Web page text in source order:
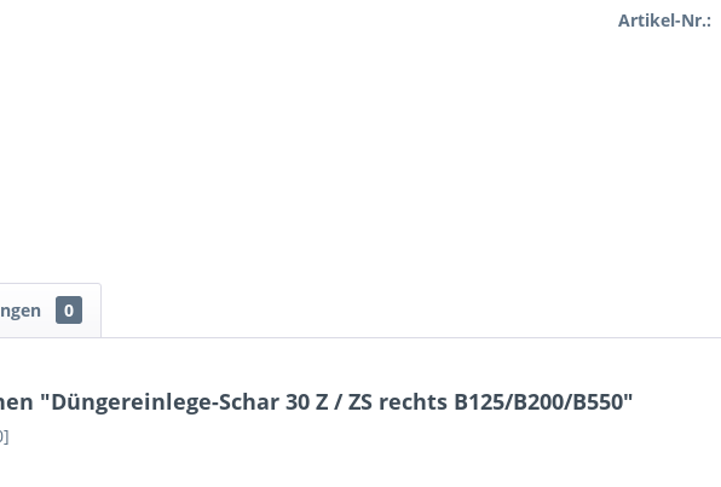
Artikel-Nr.:
0
"Düngereinlege-Schar 30 Z / ZS rechts B125/B200/B550"